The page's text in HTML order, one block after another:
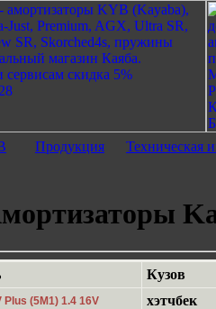
Продукция Техническая
Кузов
Plus (5M1) 1.4 16V хэтчбек